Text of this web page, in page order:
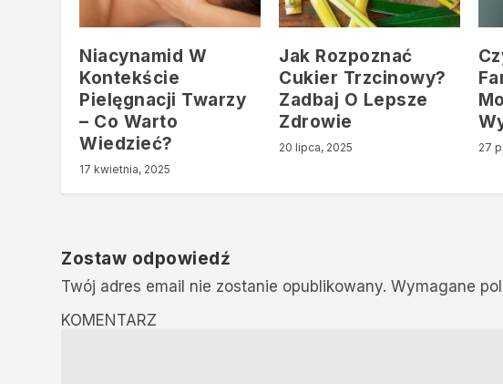
Niacynamid W
Kontekście
Pielęgnacji Twarzy
– Co Warto
Wiedzieć?
17 kwietnia, 2025
Jak Rozpoznać
Cukier Trzcinowy?
Zadbaj O Lepsze
Zdrowie
20 lipca, 2025 27
Zostaw odpowiedź
Twój adres email nie zostanie opublikowany. Wymagane
KOMENTARZ